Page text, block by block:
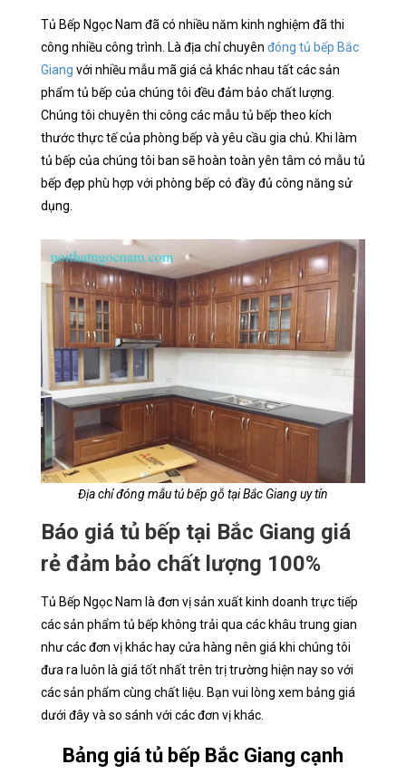
Tủ Bếp Ngọc Nam đã có nhiều năm kinh nghiệm đã thi
công nhiều công trình. Là địa chỉ chuyên đóng tủ bếp Bắc
Giang với nhiều mẫu mã giá cả khác nhau tất các sản
phẩm tủ bếp của chúng tôi đều đảm bảo chất lượng.
Chúng tôi chuyên thi công các mẫu tủ bếp theo kích
thước thực tế của phòng bếp và yêu cầu gia chủ. Khi làm
tủ bếp của chúng tôi ban sẽ hoàn toàn yên tâm có mẫu tủ
bếp đẹp phù hợp với phòng bếp có đầy đủ công năng sử
dụng.
Địa chỉ đóng mẫu tủ bếp gỗ tại Bắc Giang uy tín
Báo giá tủ bếp tại Bắc Giang giá
rẻ đảm bảo chất lượng 100%
Tủ Bếp Ngọc Nam là đơn vị sản xuất kinh doanh trực tiếp
các sản phẩm tủ bếp không trải qua các khâu trung gian
như các đơn vị khác hay cửa hàng nên giá khi chúng tôi
đưa ra luôn là giá tốt nhất trên trị trường hiện nay so với
các sản phẩm cùng chất liệu. Bạn vui lòng xem bảng giá
dưới đây và so sánh với các đơn vị khác.
Bảng giá tủ bếp Bắc Giang cạnh